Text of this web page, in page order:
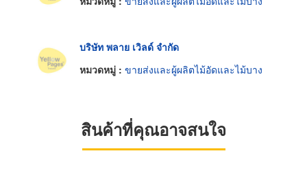
บริษัท พลาย เวิลด์ จำกัด
หมวดหมู่ : ขายส่งและผู้ผลิตไม้อัดและไม้บาง
สินค้าที่คุณอาจสนใจ